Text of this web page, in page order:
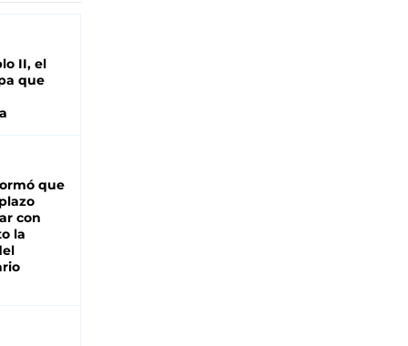
II, el
que
que
con
la